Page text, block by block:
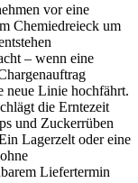
vor eine
Chemiedreieck um
– wenn eine
neue Linie hochfährt.
die Erntezeit
und Zuckerrüben
Lagerzelt oder eine
Liefertermin